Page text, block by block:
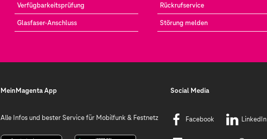
Verfügbarkeitsprüfung
Glasfaser-Anschluss
Rückrufservice
Störung melden
MeinMagenta App
Alle Infos und bester Service für Mobilfunk & Festnetz
Social Media
Facebook LinkedIn